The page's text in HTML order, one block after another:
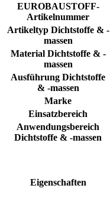
EUROBAUSTOFF-
Artikelnummer
Artikeltyp Dichtstoffe & -
massen
Material Dichtstoffe & -
massen
Ausführung Dichtstoffe
& -massen
Marke
Einsatzbereich
Anwendungsbereich
Dichtstoffe & -massen
Eigenschaften